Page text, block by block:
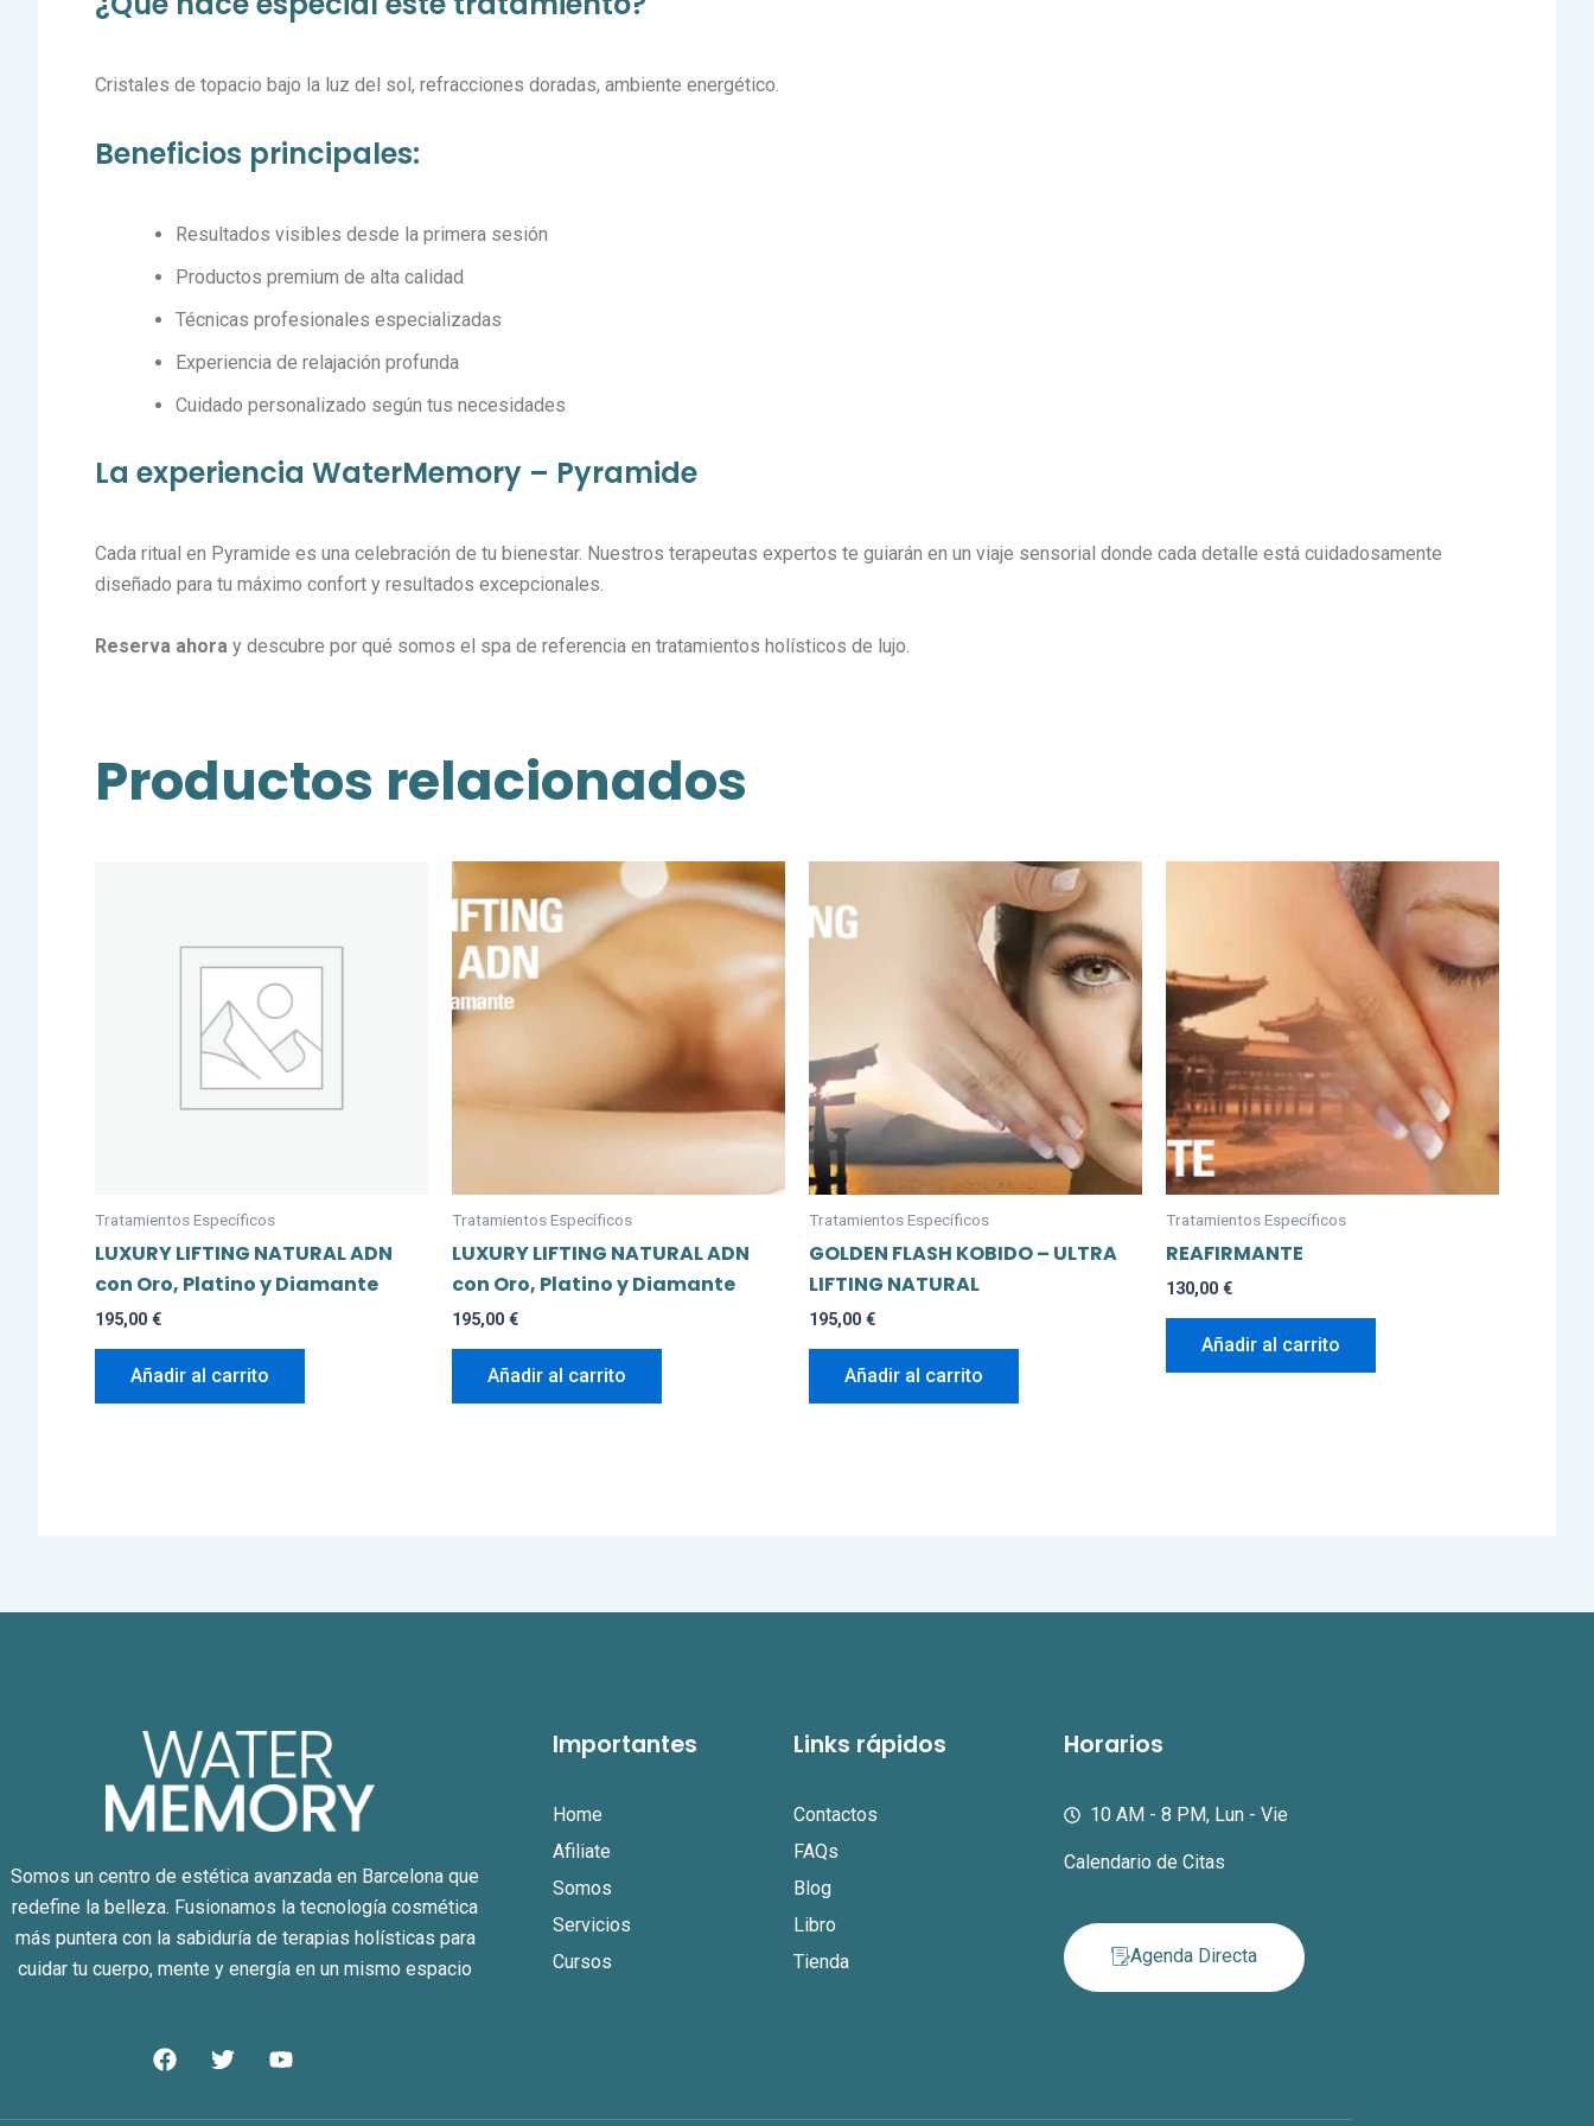
Cristales de topacio bajo la luz del sol, refracciones doradas, ambiente energético.
Beneficios principales:
Resultados visibles desde la primera sesión
Productos premium de alta calidad
Técnicas profesionales especializadas
Experiencia de relajación profunda
Cuidado personalizado según tus necesidades
La experiencia WaterMemory – Pyramide
Cada ritual en Pyramide es una celebración de tu bienestar. Nuestros terapeutas expertos te guiarán en un viaje sensorial donde cada detalle está cuidadosamente
diseñado para tu máximo confort y resultados excepcionales.
Reserva ahora y descubre por qué somos el spa de referencia en tratamientos holísticos de lujo.
Productos relacionados
Tratamientos Específicos
LUXURY LIFTING NATURAL ADN
con Oro, Platino y Diamante
195,00 €
Añadir al carrito
Tratamientos Específicos
LUXURY LIFTING NATURAL ADN
con Oro, Platino y Diamante
195,00 €
Añadir al carrito
Tratamientos Específicos
GOLDEN FLASH KOBIDO – ULTRA
LIFTING NATURAL
195,00 €
Añadir al carrito
Tratamientos Específicos
REAFIRMANTE
130,00 €
Añadir al carrito
Somos un centro de estética avanzada en Barcelona que
redefine la belleza. Fusionamos la tecnología cosmética
más puntera con la sabiduría de terapias holísticas para
cuidar tu cuerpo, mente y energía en un mismo espacio
F
a
e
T
w
t
Y
o
t
Importantes
Home
Afiliate
Somos
Servicios
Cursos
Links rápidos
Contactos
FAQs
Blog
Libro
Tienda
Horarios
10 AM - 8 PM, Lun - Vie
Calendario de Citas
Agenda Directa